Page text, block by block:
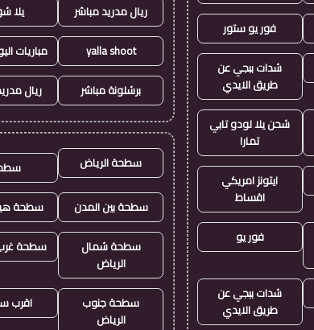
فور يو ستور
شدات ببجي عن
طريق الايدي
شحن يلا لودو تابي
تمارا
ايتونز امريكي
اقساط
فور يو
شدات ببجي عن
طريق الايدي
ريال مدريد مباشر يلا
yalla shoot مباريات
برشلونة مباشر ريال
سطحة الرياض
سطحة بين المدن سطحة
سطحة شمال
الرياض
سطحة
سطحة جنوب
الرياض
اقرب